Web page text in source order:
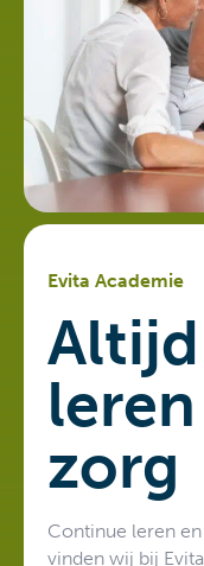
Evita Academie
leren
zorg
Continue leren
vinden wij bij
voor het mooie
en complete
medewerkers,